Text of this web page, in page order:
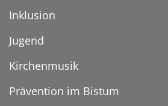
Inklusion
Jugend
Kirchenmusik
Prävention im Bistum